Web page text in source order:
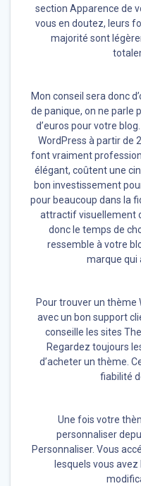
section Apparence de
vous en doutez, leurs
majorité sont
Mon conseil sera donc
de panique, on ne parle
d’euros pour votre
WordPress à partir de
font vraiment
élégant, coûtent une
bon investissement
pour beaucoup dans la
attractif visuellement
donc le temps de
ressemble à votre
marque qui
Pour trouver un thème
avec un bon support
conseille les sites
Regardez toujours
d’acheter un thème.
fiabilité
Une fois votre
personnaliser
Personnaliser. Vous
lesquels vous